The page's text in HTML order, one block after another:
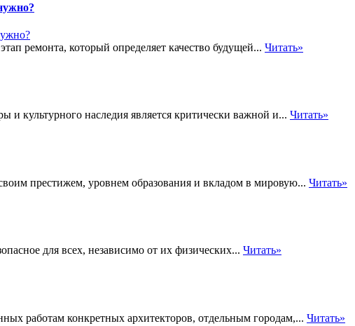
ремонта, который определяет качество будущей... Читать»
и культурного наследия является критически важной и... Читать»
престижем, уровнем образования и вкладoм в мировую... Читать»
для всех, независимо от их физических... Читать»
работам конкретных архитекторов, отдельным городам,... Читать»